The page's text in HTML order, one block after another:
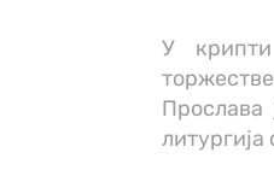
У
Прослава
литургија